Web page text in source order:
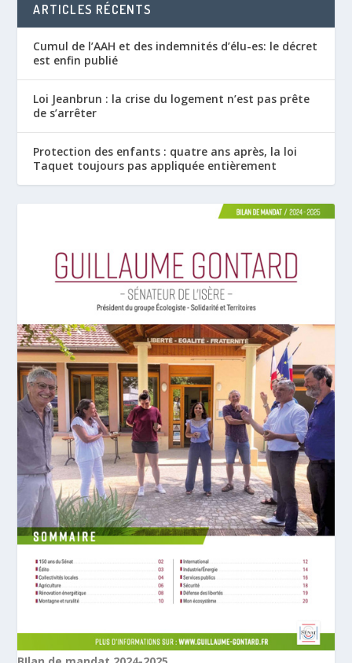
ARTICLES RÉCENTS
Cumul de l’AAH et des indemnités d’élu-es: le décret
est enfin publié
Loi Jeanbrun : la crise du logement n’est pas prête
de s’arrêter
Protection des enfants : quatre ans après, la loi
Taquet toujours pas appliquée entièrement